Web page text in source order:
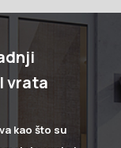
vrata
kao što su